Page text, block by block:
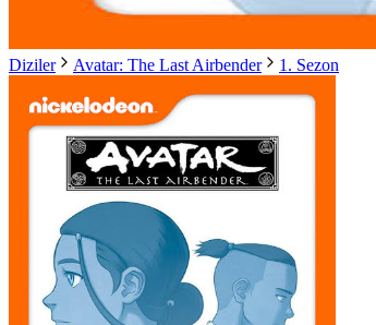
Diziler Avatar: The Last Airbender 1. Sezon